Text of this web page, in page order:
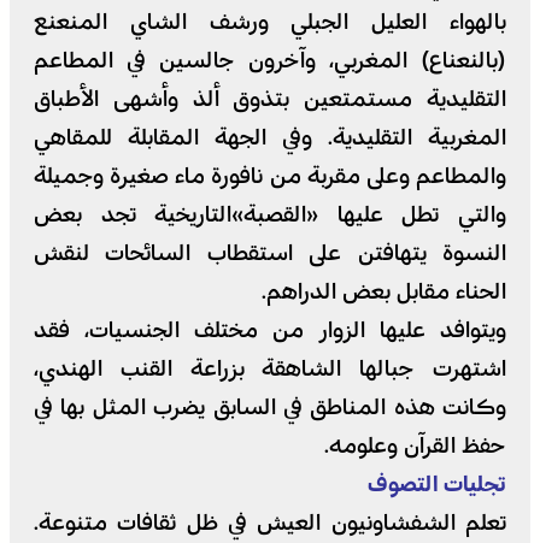
بالهواء العليل الجبلي ورشف الشاي المنعنع
(بالنعناع) المغربي، وآخرون جالسين في المطاعم
التقليدية مستمتعين بتذوق ألذ وأشهى الأطباق
المغربية التقليدية. وفي الجهة المقابلة للمقاهي
والمطاعم وعلى مقربة من نافورة ماء صغيرة وجميلة
والتي تطل عليها «القصبة»التاريخية تجد بعض
النسوة يتهافتن على استقطاب السائحات لنقش
الحناء مقابل بعض الدراهم.
ويتوافد عليها الزوار من مختلف الجنسيات، فقد
اشتهرت جبالها الشاهقة بزراعة القنب الهندي،
وكانت هذه المناطق في السابق يضرب المثل بها في
حفظ القرآن وعلومه.
تجليات التصوف
تعلم الشفشاونيون العيش في ظل ثقافات متنوعة.